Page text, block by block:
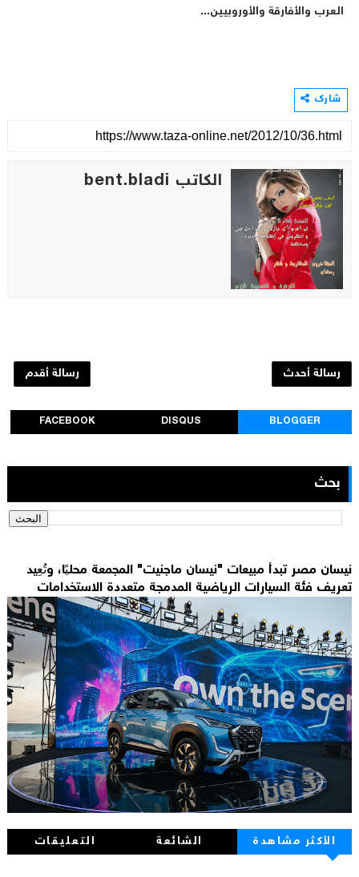
العرب والأفارقة والأوروبيين...
شارك
الكاتب bent.bladi
رسالة أحدث رسالة أقدم
BLOGGER
DISQUS
FACEBOOK
بحث
نيسان مصر تبدأ مبيعات "نيسان ماجنيت" المجمعة محليًا، وتُعِيد
تعريف فئة السيارات الرياضية المدمجة متعددة الاستخدامات
الأكثر مشاهدة الشائعة التعليقات